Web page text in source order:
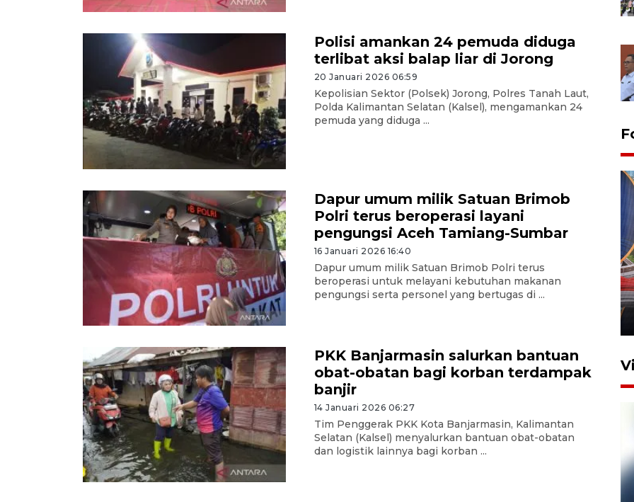
Polisi amankan 24 pemuda diduga
terlibat aksi balap liar di Jorong
20 Januari 2026 06:59
Kepolisian Sektor (Polsek) Jorong, Polres Tanah Laut,
Polda Kalimantan Selatan (Kalsel), mengamankan 24
pemuda yang diduga ...
Dapur umum milik Satuan Brimob
Polri terus beroperasi layani
pengungsi Aceh Tamiang-Sumbar
16 Januari 2026 16:40
Dapur umum milik Satuan Brimob Polri terus
beroperasi untuk melayani kebutuhan makanan
pengungsi serta personel yang bertugas di ...
PKK Banjarmasin salurkan bantuan
obat-obatan bagi korban terdampak
banjir
14 Januari 2026 06:27
Tim Penggerak PKK Kota Banjarmasin, Kalimantan
Selatan (Kalsel) menyalurkan bantuan obat-obatan
dan logistik lainnya bagi korban ...
Komisi V DPR tinjau
perlintasan sebidang di
Stasiun Bogor